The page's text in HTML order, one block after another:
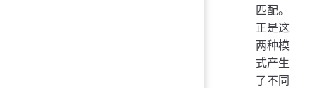
匹配。
正是这
两种模
式产生
了不同